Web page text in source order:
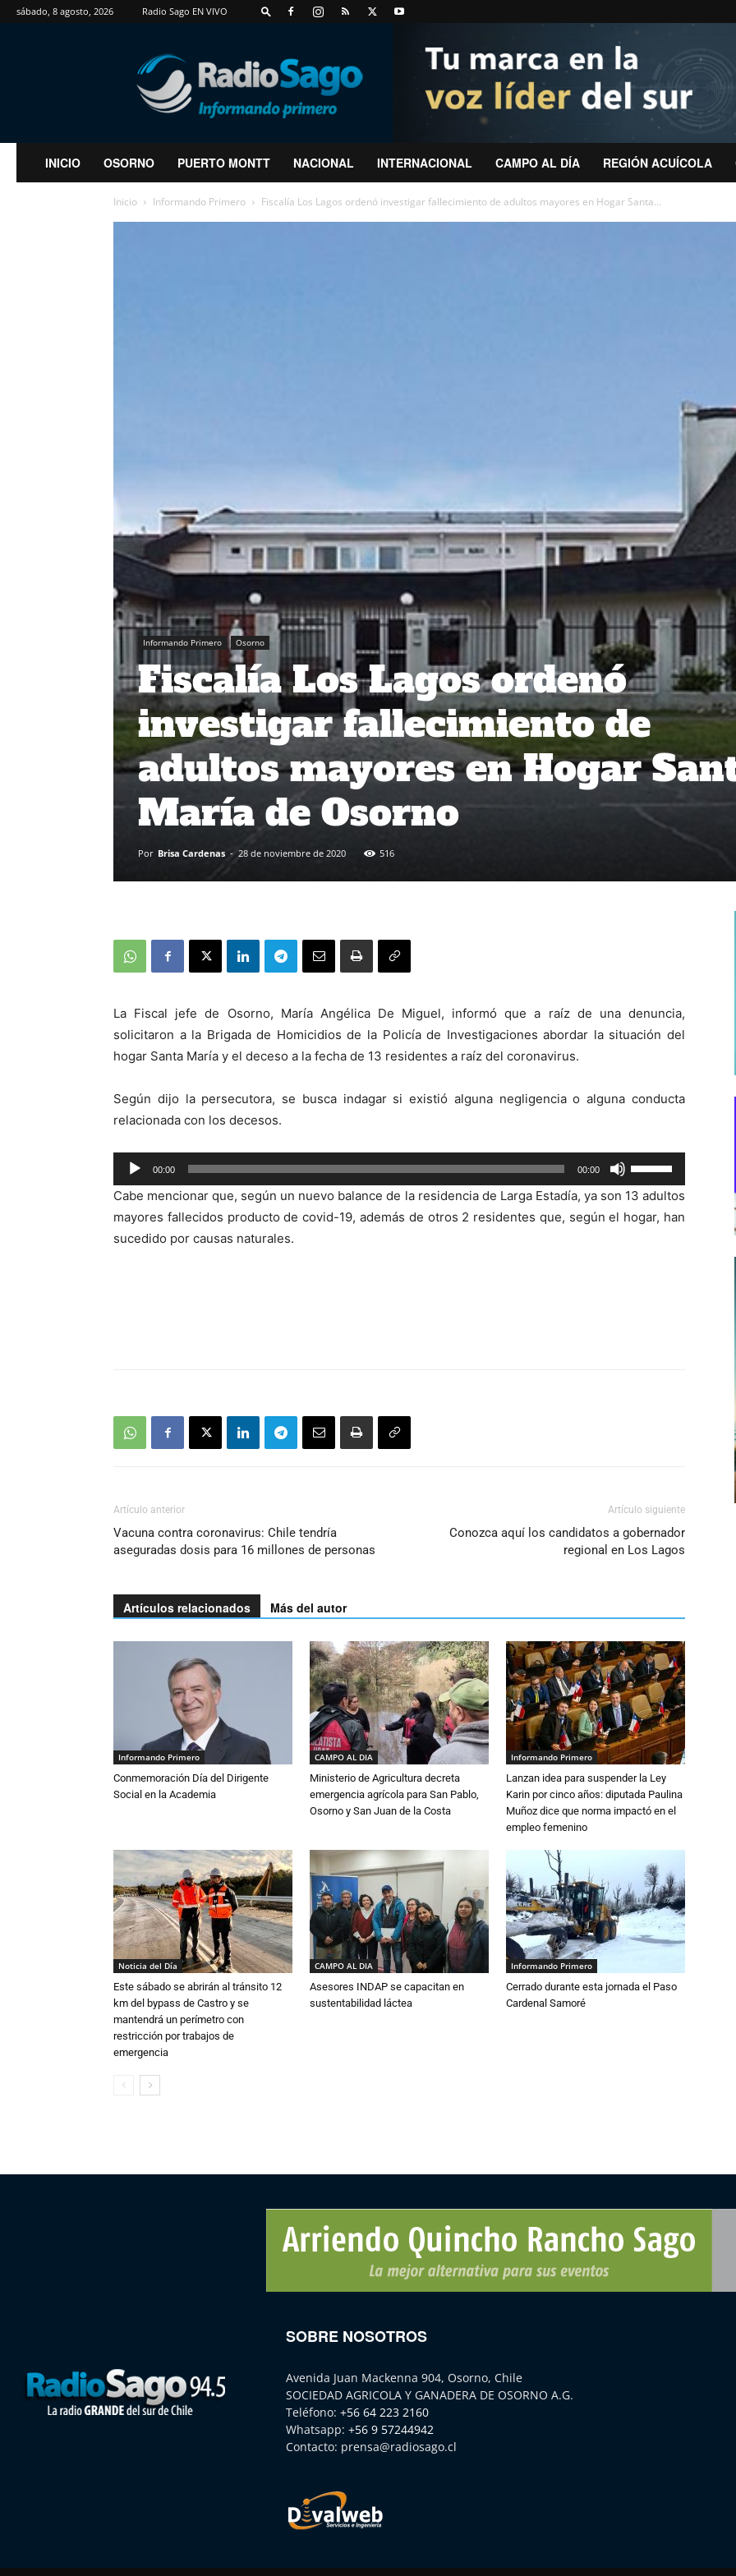
sábado, 8 agosto, 2026 Radio Sago EN VIVO
RadioSago
INICIO OSORNO PUERTO MONTT NACIONAL INTERNACIONAL CAMPO AL DÍA REGIÓN ACUÍCOLA
Inicio Informando Primero Fiscalía Los Lagos ordenó investigar fallecimiento de adultos mayores en Hogar Santa...
Informando Primero Osorno
Fiscalía Los Lagos ordenó
investigar fallecimiento de
adultos mayores en Hogar
María de Osorno
Por Brisa Cardenas - 28 de noviembre de 2020 516
La Fiscal jefe de Osorno, María Angélica De Miguel, informó que a raíz de una denuncia,
solicitaron a la Brigada de Homicidios de la Policía de Investigaciones abordar la situación del
hogar Santa María y el deceso a la fecha de 13 residentes a raíz del coronavirus.
Según dijo la persecutora, se busca indagar si existió alguna negligencia o alguna conducta
relacionada con los decesos.
Reproductor
de
audio
00:00 00:00
las
teclas
de
Cabe mencionar que, según un nuevo balance de la residencia de Larga Estadía, ya son 13 adultos
mayores fallecidos producto de covid-19, además de otros 2 residentes que, según el hogar, han
sucedido por causas naturales.
Artículo anterior
Vacuna contra coronavirus: Chile tendría
aseguradas dosis para 16 millones de personas
Artículo siguiente
Conozca aquí los candidatos a gobernador
regional en Los Lagos
Artículos relacionados Más del autor
Informando Primero
Conmemoración Día del Dirigente
Social en la Academia
CAMPO AL DIA
Ministerio de Agricultura decreta
emergencia agrícola para San Pablo,
Osorno y San Juan de la Costa
Informando Primero
Lanzan idea para suspender la Ley
Karin por cinco años: diputada Paulina
Muñoz dice que norma impactó en el
empleo femenino
Noticia del Día
Este sábado se abrirán al tránsito 12
km del bypass de Castro y se
mantendrá un perímetro con
restricción por trabajos de
emergencia
CAMPO AL DIA
Asesores INDAP se capacitan en
sustentabilidad láctea
Informando Primero
Cerrado durante esta jornada el Paso
Cardenal Samoré
SOBRE NOSOTROS
Avenida Juan Mackenna 904, Osorno, Chile
SOCIEDAD AGRICOLA Y GANADERA DE OSORNO A.G.
Teléfono: +56 64 223 2160
Whatsapp: +56 9 57244942
Contacto: prensa@radiosago.cl